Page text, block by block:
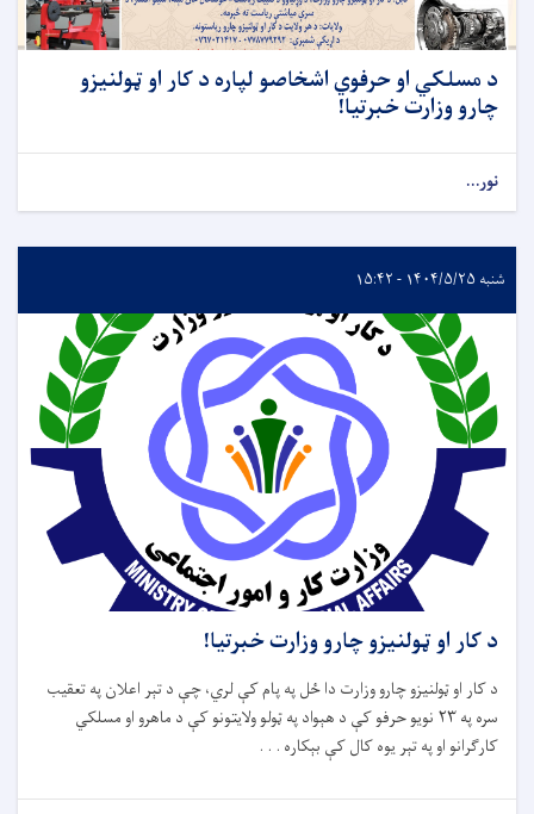
د مسلکي او حرفوي اشخاصو لپاره د کار او ټولنیزو
چارو وزارت خبرتیا!
نور...
شنبه ۱۴۰۴/۵/۲۵ - ۱۵:۴۲
د کار او ټولنیزو چارو وزارت خبرتیا!
د کار او ټولنیزو چارو وزارت دا ځل په پام کې لري، چې د تېر اعلان په تعقیب
سره په ۲۳ نویو حرفو کې د هېواد په ټولو ولایتونو کې د ماهرو او مسلکي
کارګرانو او په تېر یوه کال کې بېکاره . . .